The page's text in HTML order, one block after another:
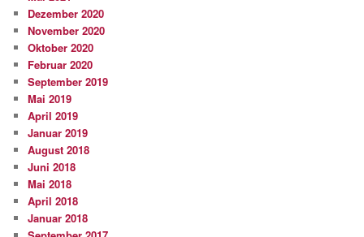
Dezember 2020
November 2020
Oktober 2020
Februar 2020
September 2019
Mai 2019
April 2019
Januar 2019
August 2018
Juni 2018
Mai 2018
April 2018
Januar 2018